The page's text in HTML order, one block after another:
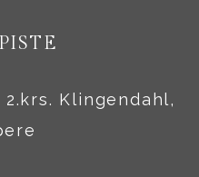
Klingendahl,